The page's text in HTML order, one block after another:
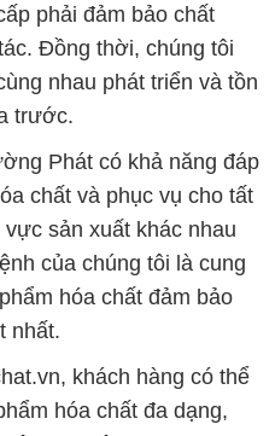
phải đảm bảo chất
Đồng thời, chúng tôi
nhau phát triển và tồn
trước.
Phát có khả năng đáp
chất và phục vụ cho tất
sản xuất khác nhau
của chúng tôi là cung
hóa chất đảm bảo
nhất.
khách hàng có thể
hóa chất đa dạng,